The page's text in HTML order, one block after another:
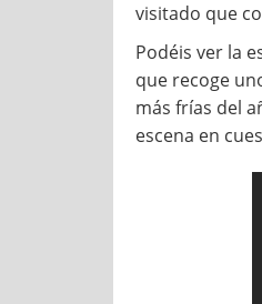
visitado que
Podéis ver la
que recoge
más frías del
escena en